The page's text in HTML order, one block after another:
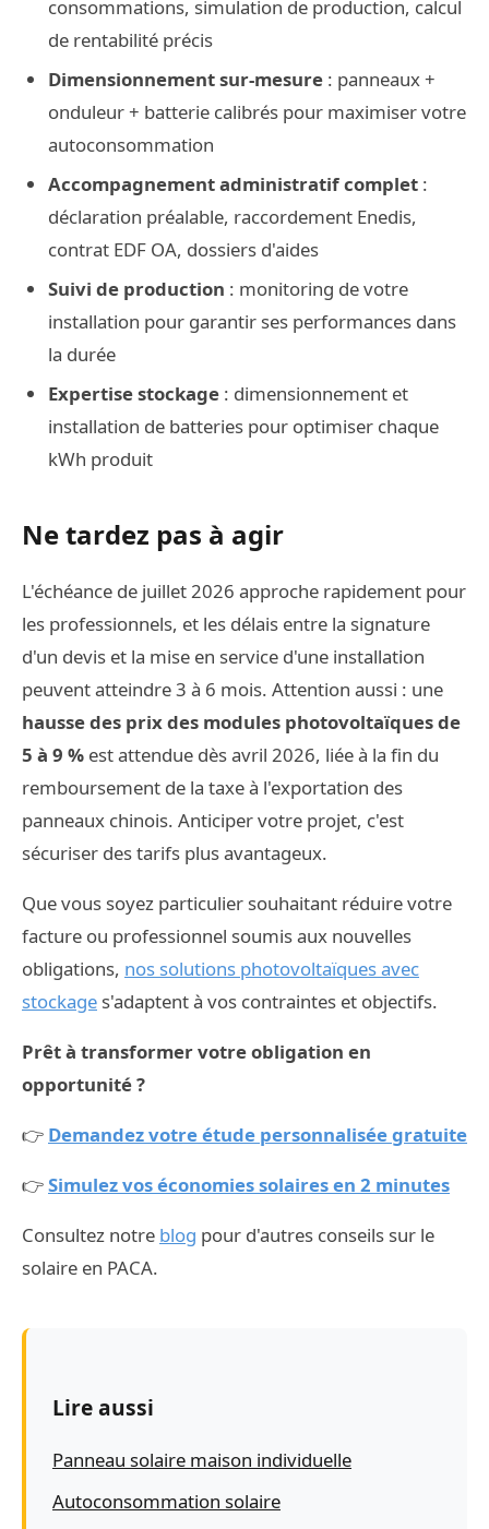
consommations, simulation de production, calcul
de rentabilité précis
Dimensionnement sur-mesure : panneaux +
onduleur + batterie calibrés pour maximiser votre
autoconsommation
Accompagnement administratif complet :
déclaration préalable, raccordement Enedis,
contrat EDF OA, dossiers d'aides
Suivi de production : monitoring de votre
installation pour garantir ses performances dans
la durée
Expertise stockage : dimensionnement et
installation de batteries pour optimiser chaque
kWh produit
Ne tardez pas à agir
L'échéance de juillet 2026 approche rapidement pour
les professionnels, et les délais entre la signature
d'un devis et la mise en service d'une installation
peuvent atteindre 3 à 6 mois. Attention aussi : une
hausse des prix des modules photovoltaïques de
5 à 9 % est attendue dès avril 2026, liée à la fin du
remboursement de la taxe à l'exportation des
panneaux chinois. Anticiper votre projet, c'est
sécuriser des tarifs plus avantageux.
Que vous soyez particulier souhaitant réduire votre
facture ou professionnel soumis aux nouvelles
obligations, nos solutions photovoltaïques avec
stockage s'adaptent à vos contraintes et objectifs.
Prêt à transformer votre obligation en
opportunité ?
👉 Demandez votre étude personnalisée gratuite
👉Simulez vos économies solaires en 2 minutes
Consultez notre blog pour d'autres conseils sur le
solaire en PACA.
Lire aussi
Panneau solaire maison individuelle
Autoconsommation solaire